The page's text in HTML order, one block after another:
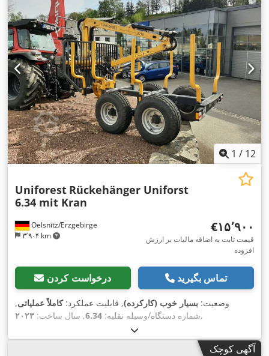
1 / 12
Oelsnitz/Erzgebirge
۳٬۹۰۴ km
Uniforest Rückehänger Uniforst
6.34 mit Kran
‎€۱۵٬۹۰۰
قیمت ثابت به اضافه مالیات بر ارزش
افزوده
درخواست کردن تماس بگیرید
وضعیت: بسیار خوب (کارکرده), قابلیت عملکرد:کاملاً عملیاتی,
شماره دستگاه/وسیله نقلیه: 6.34, سال ساخت: ۲۰۲۳ ,
آگهی کوچک